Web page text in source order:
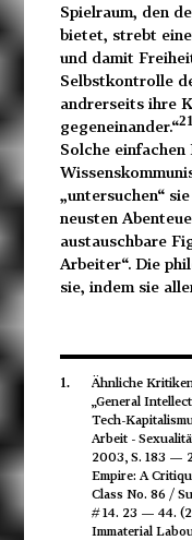
Spielraum, den
bietet, strebt
und damit
Selbstkontrolle
andrerseits ihre
gegeneinander.“21
Solche einfachen
„untersuchen“
neusten
austauschbare
Arbeiter“. Die
sie, indem sie
1.
Ähnliche
„General
Tech-
Arbeit -
2003, S. 183 —
Empire: A
Class No. 86 /
# 14. 23 — 44.
Immaterial